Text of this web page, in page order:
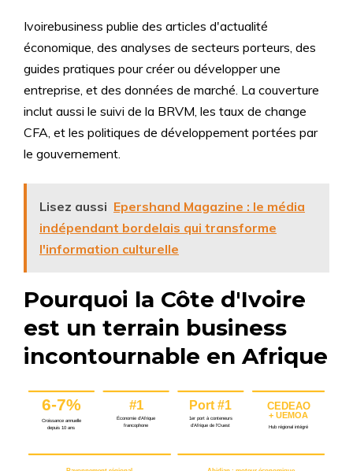
Ivoirebusiness publie des articles d'actualité
économique, des analyses de secteurs porteurs, des
guides pratiques pour créer ou développer une
entreprise, et des données de marché. La couverture
inclut aussi le suivi de la BRVM, les taux de change
CFA, et les politiques de développement portées par
le gouvernement.
Lisez aussi Epershand Magazine : le média
indépendant bordelais qui transforme
l'information culturelle
Pourquoi la Côte d'Ivoire
est un terrain business
incontournable en Afrique
6-7%
Croissance annuelle
depuis 10 ans
#1
Économie d’Afrique
francophone
Port #1
1er port à conteneurs
d’Afrique de l’Ouest
CEDEAO
+ UEMOA
Hub régional intégré